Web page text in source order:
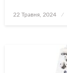
Опубліковано
22 Травня, 2024